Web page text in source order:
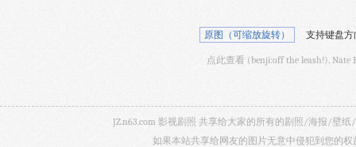
原图（可缩放旋转） 支持键盘方
点此查看 (benji:off the leash!). Nate
JZ.n63.com 影视剧照 共享给大家的所有的剧照/海报/壁
如果本站共享给网友的图片无意中侵犯到您的